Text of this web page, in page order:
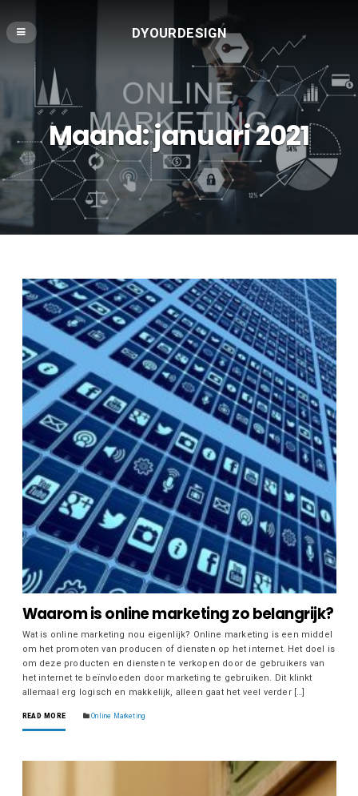
DYOURDESIGN
Maand:januari 2021
Waarom is online marketing zo belangrijk?
Wat is online marketing nou eigenlijk? Online marketing is een middel
om het promoten van producen of diensten op het internet. Het doel is
om deze producten en diensten te verkopen door de gebruikers van
het internet te beïnvloeden door marketing te gebruiken. Dit klinkt
allemaal erg logisch en makkelijk, alleen gaat het veel verder […]
READ MORE Online Marketing